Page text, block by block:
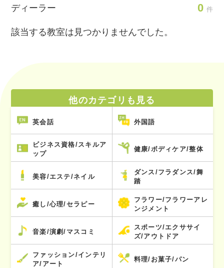
ディーラー 0 件
該当する教室は見つかりませんでした。
他のカテゴリも見る
英会話 外国語
ビジネス資格/スキルア
ップ
健康/ボディケア/整体
美容/エステ/ネイル
ダンス/フラダンス/舞
踏
癒し/心理/セラピー
フラワー/フラワーアレ
ンジメント
音楽/演劇/マスコミ
スポーツ/エクササイ
ズ/アウトドア
ファッション/インテリ
ア/アート
料理/お菓子/パン